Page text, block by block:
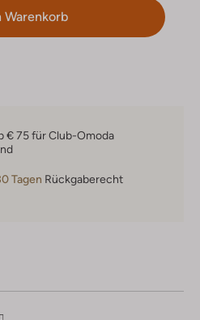
Warenkorb
€ 75 für Club-Omoda
Tagen Rückgaberecht